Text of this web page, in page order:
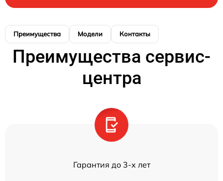
Преимущества Модели Контакты
Преимущества сервис-
центра
Гарантия до 3-х лет